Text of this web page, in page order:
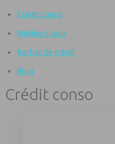
Crédit conso
Meilleurs taux
Rachat de crédit
Blog
Crédit conso